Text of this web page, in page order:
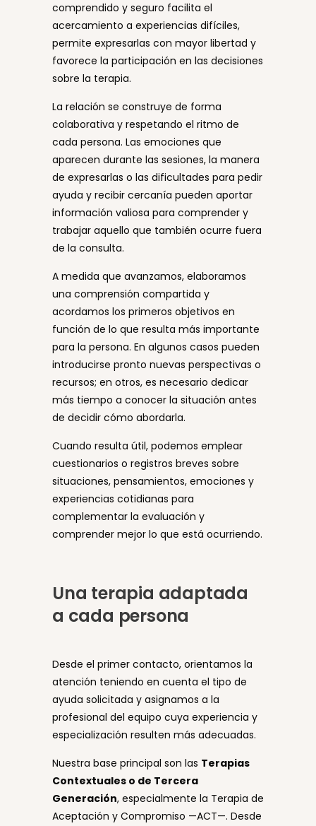
comprendido y seguro facilita el
acercamiento a experiencias difíciles,
permite expresarlas con mayor libertad y
favorece la participación en las decisiones
sobre la terapia.
La relación se construye de forma
colaborativa y respetando el ritmo de
cada persona. Las emociones que
aparecen durante las sesiones, la manera
de expresarlas o las dificultades para pedir
ayuda y recibir cercanía pueden aportar
información valiosa para comprender y
trabajar aquello que también ocurre fuera
de la consulta.
A medida que avanzamos, elaboramos
una comprensión compartida y
acordamos los primeros objetivos en
función de lo que resulta más importante
para la persona. En algunos casos pueden
introducirse pronto nuevas perspectivas o
recursos; en otros, es necesario dedicar
más tiempo a conocer la situación antes
de decidir cómo abordarla.
Cuando resulta útil, podemos emplear
cuestionarios o registros breves sobre
situaciones, pensamientos, emociones y
experiencias cotidianas para
complementar la evaluación y
comprender mejor lo que está ocurriendo.
Una terapia adaptada
a cada persona
Desde el primer contacto, orientamos la
atención teniendo en cuenta el tipo de
ayuda solicitada y asignamos a la
profesional del equipo cuya experiencia y
especialización resulten más adecuadas.
Nuestra base principal son las Terapias
Contextuales o de Tercera
Generación, especialmente la Terapia de
Aceptación y Compromiso —ACT—. Desde